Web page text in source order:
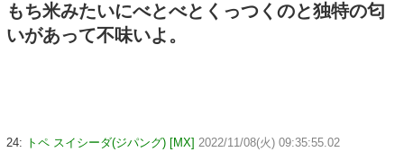
もち米みたいにべとべとくっつくのと独特の匂
いがあって不味いよ。
24: トペ スイシーダ(ジパング) [MX] 2022/11/08(火) 09:35:55.02